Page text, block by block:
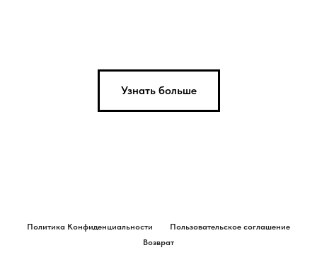
Узнать больше
Политика Конфиденциальности
Пользовательское соглашение
Возврат